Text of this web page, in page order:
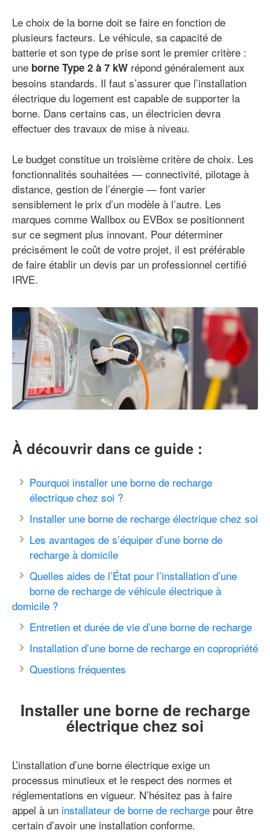
Le choix de la borne doit se faire en fonction de
plusieurs facteurs. Le véhicule, sa capacité de
batterie et son type de prise sont le premier critère :
une borne Type 2 à 7 kW répond généralement aux
besoins standards. Il faut s’assurer que l’installation
électrique du logement est capable de supporter la
borne. Dans certains cas, un électricien devra
effectuer des travaux de mise à niveau.
Le budget constitue un troisième critère de choix. Les
fonctionnalités souhaitées — connectivité, pilotage à
distance, gestion de l’énergie — font varier
sensiblement le prix d’un modèle à l’autre. Les
marques comme Wallbox ou EVBox se positionnent
sur ce segment plus innovant. Pour déterminer
précisément le coût de votre projet, il est préférable
de faire établir un devis par un professionnel certifié
IRVE.
À découvrir dans ce guide :
Pourquoi installer une borne de recharge
électrique chez soi ?
Installer une borne de recharge électrique chez soi
Les avantages de s’équiper d’une borne de
recharge à domicile
Quelles aides de l’État pour l’installation d’une
borne de recharge de véhicule électrique à
domicile ?
Entretien et durée de vie d’une borne de recharge
Installation d’une borne de recharge en copropriété
Questions fréquentes
Installer une borne de recharge
électrique chez soi
L’installation d’une borne électrique exige un
processus minutieux et le respect des normes et
réglementations en vigueur. N’hésitez pas à faire
appel à un installateur de borne de recharge pour être
certain d’avoir une installation conforme.